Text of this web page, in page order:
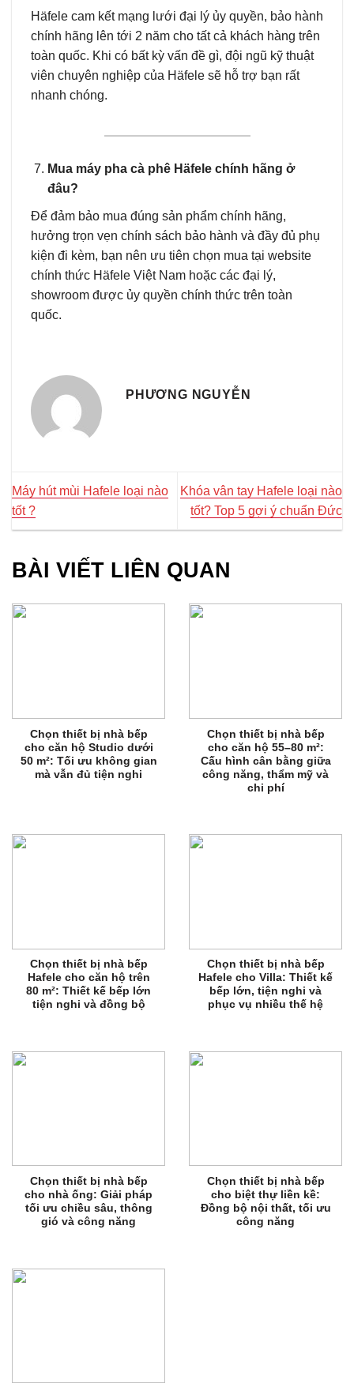
Häfele cam kết mạng lưới đại lý ủy quyền, bảo hành
chính hãng lên tới 2 năm cho tất cả khách hàng trên
toàn quốc. Khi có bất kỳ vấn đề gì, đội ngũ kỹ thuật
viên chuyên nghiệp của Häfele sẽ hỗ trợ bạn rất
nhanh chóng.
Mua máy pha cà phê Häfele chính hãng ở
đâu?
Để đảm bảo mua đúng sản phẩm chính hãng,
hưởng trọn vẹn chính sách bảo hành và đầy đủ phụ
kiện đi kèm, bạn nên ưu tiên chọn mua tại website
chính thức Häfele Việt Nam hoặc các đại lý,
showroom được ủy quyền chính thức trên toàn
quốc.
PHƯƠNG NGUYỄN
Máy hút mùi Hafele loại nào
tốt ?
Khóa vân tay Hafele loại nào
tốt? Top 5 gợi ý chuẩn Đức
BÀI VIẾT LIÊN QUAN
Chọn thiết bị nhà bếp
cho căn hộ Studio dưới
50 m²: Tối ưu không gian
mà vẫn đủ tiện nghi
Chọn thiết bị nhà bếp
cho căn hộ 55–80 m²:
Cấu hình cân bằng giữa
công năng, thẩm mỹ và
chi phí
Chọn thiết bị nhà bếp
Hafele cho căn hộ trên
80 m²: Thiết kế bếp lớn
tiện nghi và đồng bộ
Chọn thiết bị nhà bếp
Hafele cho Villa: Thiết kế
bếp lớn, tiện nghi và
phục vụ nhiều thế hệ
Chọn thiết bị nhà bếp
cho nhà ống: Giải pháp
tối ưu chiều sâu, thông
gió và công năng
Chọn thiết bị nhà bếp
cho biệt thự liền kề:
Đồng bộ nội thất, tối ưu
công năng